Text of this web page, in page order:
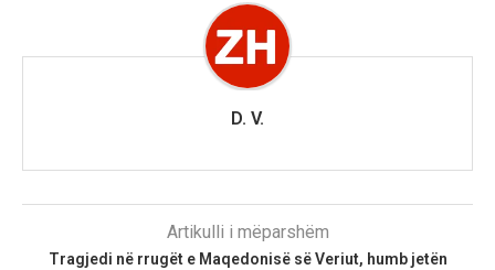
D. V.
Artikulli i mëparshëm
Tragjedi në rrugët e Maqedonisë së Veriut, humb jetën